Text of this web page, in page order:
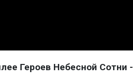
Героев Небесной Сотни -